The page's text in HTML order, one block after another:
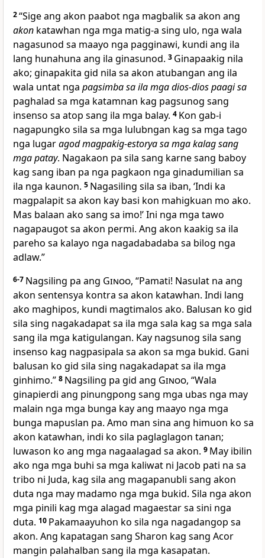
2“Sige ang akon paabot nga magbalik sa akon ang
akon katawhan nga mga matig-a sing ulo, nga wala
nagasunod sa maayo nga pagginawi, kundi ang ila
lang hunahuna ang ila ginasunod. 3 Ginapaakig nila
ako; ginapakita gid nila sa akon atubangan ang ila
wala untat nga pagsimba sa ila mga dios-dios paagi sa
paghalad sa mga katamnan kag pagsunog sang
insenso sa atop sang ila mga balay. 4 Kon gab-i
nagapungko sila sa mga lulubngan kag sa mga tago
nga lugaragod magpakig-estorya sa mga kalag sang
mga patay. Nagakaon pa sila sang karne sang baboy
kag sang iban pa nga pagkaon nga ginadumilian sa
ila nga kaunon. 5 Nagasiling sila sa iban, ‘Indi ka
magpalapit sa akon kay basi kon mahigkuan mo ako.
Mas balaan ako sang sa imo!’ Ini nga mga tawo
nagapaugot sa akon permi. Ang akon kaakig sa ila
pareho sa kalayo nga nagadabadaba sa bilog nga
adlaw.”
6-7 Nagsiling pa ang Ginoo, “Pamati! Nasulat na ang
akon sentensya kontra sa akon katawhan. Indi lang
ako maghipos, kundi magtimalos ako. Balusan ko gid
sila sing nagakadapat sa ila mga sala kag sa mga sala
sang ila mga katigulangan. Kay nagsunog sila sang
insenso kag nagpasipala sa akon sa mga bukid. Gani
balusan ko gid sila sing nagakadapat sa ila mga
ginhimo.” 8 Nagsiling pa gid ang Ginoo, “Wala
ginapierdi ang pinungpong sang mga ubas nga may
malain nga mga bunga kay ang maayo nga mga
bunga mapuslan pa. Amo man sina ang himuon ko sa
akon katawhan, indi ko sila paglaglagon tanan;
luwason ko ang mga nagaalagad sa akon. 9 May ibilin
ako nga mga buhi sa mga kaliwat ni Jacob pati na sa
tribo ni Juda, kag sila ang magapanubli sang akon
duta nga may madamo nga mga bukid. Sila nga akon
mga pinili kag mga alagad magaestar sa sini nga
duta. 10 Pakamaayuhon ko sila nga nagadangop sa
akon. Ang kapatagan sang Sharon kag sang Acor
mangin palahalban sang ila mga kasapatan.